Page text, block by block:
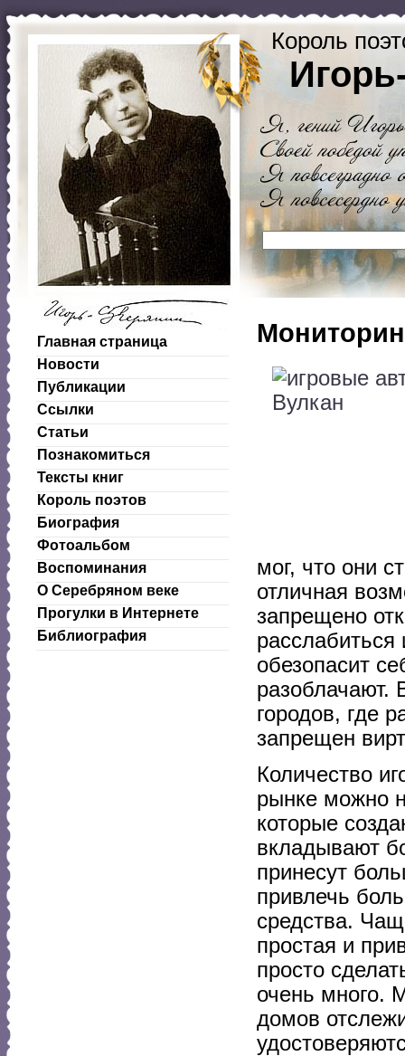
Король
Главная страница
Новости
Публикации
Ссылки
Статьи
Познакомиться
Тексты книг
Король поэтов
Биография
Фотоальбом
Воспоминания
О Серебряном веке
Прогулки в Интернете
Библиография
мог, что они
отличная
запрещено
обезопасит
городов, где
запрещен
Количество
рынке можно
которые
вкладывают
принесут
привлечь
средства.
простая и
просто
очень много.
домов